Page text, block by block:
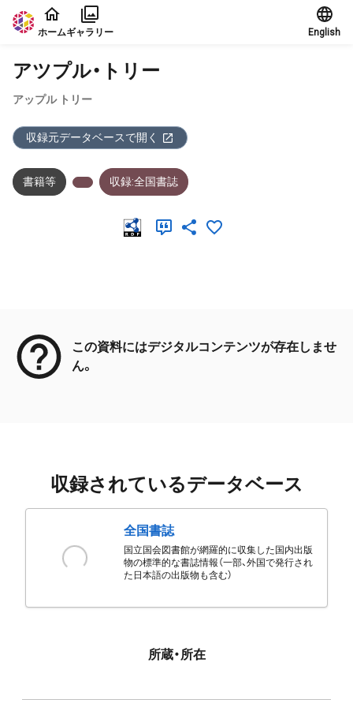
本文に飛ぶ
ホームギャラリー English
アツプル・トリー
アップル トリー
収録元データベースで開く
書籍等 収録:全国書誌
この資料にはデジタルコンテンツが存在しませ
ん。
収録されているデータベース
全国書誌
国立国会図書館が網羅的に収集した国内出版
物の標準的な書誌情報（一部、外国で発行され
た日本語の出版物も含む）
所蔵・所在